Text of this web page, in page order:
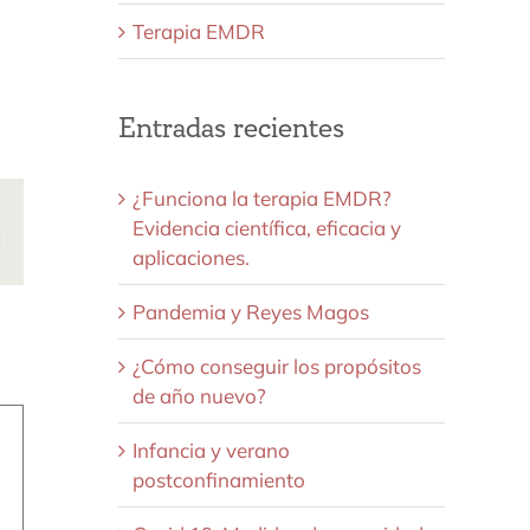
Correo
Terapia EMDR
Entradas recientes
¿Funciona la terapia EMDR?
Evidencia científica, eficacia y
aplicaciones.
Pandemia y Reyes Magos
¿Cómo conseguir los propósitos
de año nuevo?
Infancia y verano
postconfinamiento